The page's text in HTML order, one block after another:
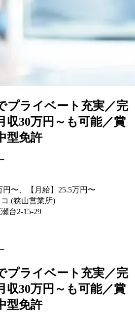
プライベート充実／完
収30万円～も可能／賞
型免許
円〜、【月給】25.5万円〜
(狭山営業所)
台2-15-29
プライベート充実／完
収30万円～も可能／賞
型免許